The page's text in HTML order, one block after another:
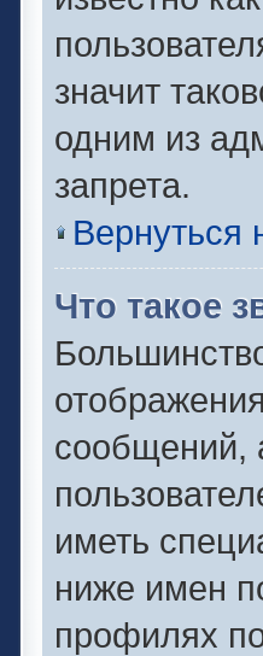
значит
одним из
запрета.
Вернуться
Что такое
сообщений,
иметь
ниже имен
профилях